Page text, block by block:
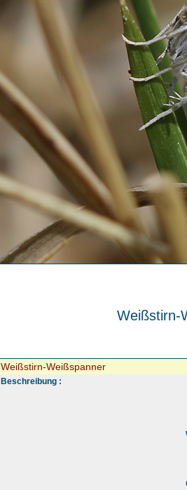
Weißstirn-
Weißstirn-Weißspanner
Beschreibung :